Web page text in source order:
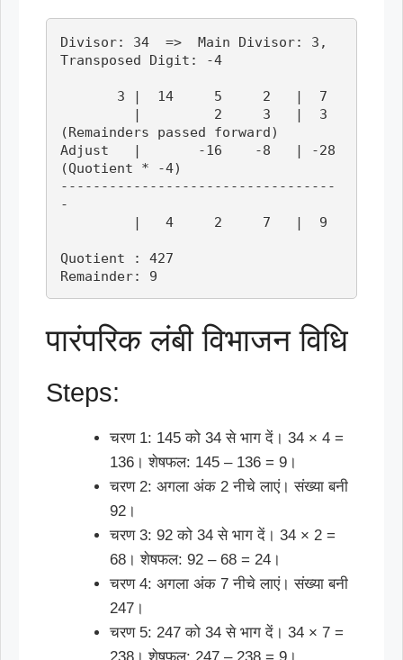
Divisor: 34  =>  Main Divisor: 3,
Transposed Digit: -4
(Remainders passed forward)
Adjust   |       -16    -8   | -28
(Quotient * -4)
----------------------------------
-
Quotient : 427
Remainder: 9
पारंपरिक लंबी विभाजन विधि
Steps:
चरण 1: 145 को 34 से भाग दें। 34 × 4 =
136। शेषफल: 145 – 136 = 9।
चरण 2: अगला अंक 2 नीचे लाएं। संख्या बनी
92।
चरण 3: 92 को 34 से भाग दें। 34 × 2 =
68। शेषफल: 92 – 68 = 24।
चरण 4: अगला अंक 7 नीचे लाएं। संख्या बनी
247।
चरण 5: 247 को 34 से भाग दें। 34 × 7 =